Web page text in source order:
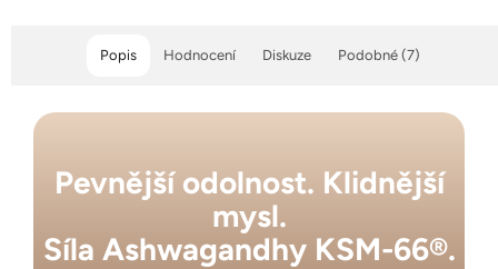
Popis Podobné (7)
Hodnocení Diskuze
Pevnější odolnost. Klidnější
mysl.
Síla Ashwagandhy KSM-66®.